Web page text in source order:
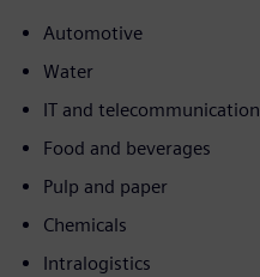
Automotive
Water
IT and telecommunication
Food and beverages
Pulp and paper
Chemicals
Intralogistics